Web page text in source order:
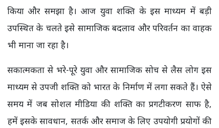
किया और समझा है। आज युवा शक्ति के इस माध्यम में बड़ी
उपस्थित के चलते इसे सामाजिक बदलाव और परिवर्तन का वाहक
भी माना जा रहा है।
सकात्मकता से भरे-पूरे युवा और सामाजिक सोच से लैस लोग इस
माध्यम से उपजी शक्ति को भारत के निर्माण में लगा सकते हैं। ऐसे
समय में जब सोशल मीडिया की शक्ति का प्रगटीकरण साफ है,
हमें इसके सावधान, सतर्क और समाज के लिए उपयोगी प्रयोगों की